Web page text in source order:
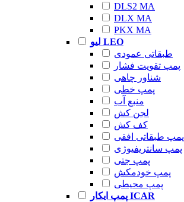
DLS2 MA
DLX MA
PKX MA
لیو LEO
طبقاتی عمودی
پمپ تقویت فشار
شناور چاهی
پمپ خطی
منبع آب
لجن کش
کف کش
پمپ طبقاتی افقی
پمپ سانتریفیوژی
پمپ جتی
پمپ خودمکش
پمپ محیطی
پمپ ایکار ICAR